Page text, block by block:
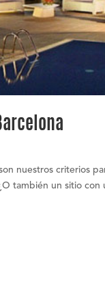
nuestros criterios
también un sitio